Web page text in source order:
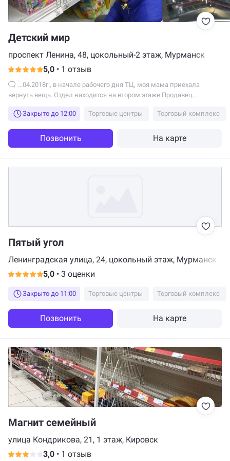
Детский мир
проспект Ленина, 48, цокольный-2 этаж, Мурманск
5,0 • 1 отзыв
вернуть вещь. Отдел находится на втором этаже.Продавец
Закрыто до 12:00
Торговые центры Торговый комплекс
Позвонить На карте
Пятый угол
Ленинградская улица, 24, цокольный этаж, Мурманск
5,0 • 3 оценки
Закрыто до 11:00 Торговые центры Торговый комплекс
Позвонить На карте
Магнит семейный
улица Кондрикова, 21, 1 этаж, Кировск
3,0 • 1 отзыв